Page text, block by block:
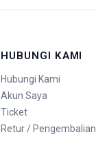
HUBUNGI KAMI
Hubungi Kami
Akun Saya
Ticket
Retur / Pengembalian